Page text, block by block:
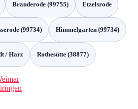
Branderode (99755) Etzelsrode
(99734) Himmelgarten (99734)
/ Harz Rothesütte (38877)